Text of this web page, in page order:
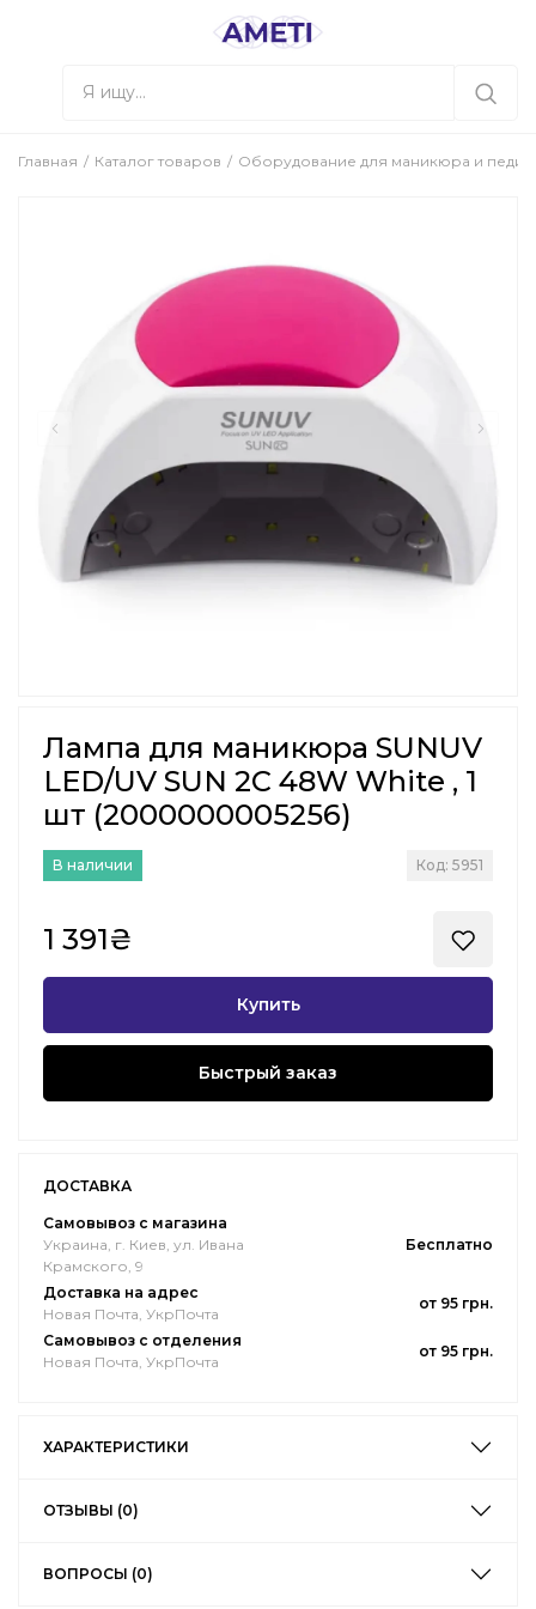
Главная Каталог товаров Оборудование для маникюра и
Лампа для маникюра SUNUV
LED/UV SUN 2C 48W White , 1
шт (2000000005256)
В наличии Код: 5951
1 391₴
Купить
Быстрый заказ
ДОСТАВКА
Самовывоз с магазина
Украина, г. Киев, ул. Ивана
Крамского, 9
Бесплатно
Доставка на адрес
Новая Почта, УкрПочта
от 95 грн.
Самовывоз с отделения
Новая Почта, УкрПочта
от 95 грн.
ХАРАКТЕРИСТИКИ
ОТЗЫВЫ (0)
ВОПРОСЫ (0)